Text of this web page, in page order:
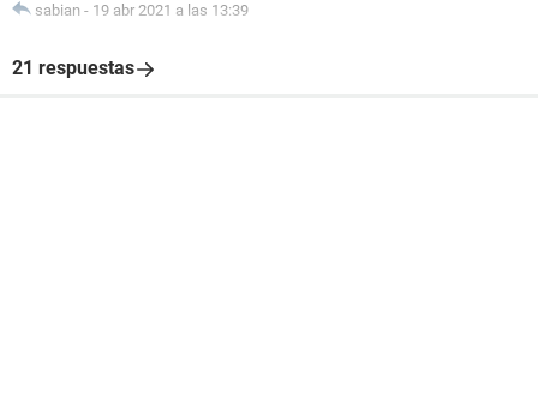
sabian - 19 abr 2021 a las 13:39
21 respuestas